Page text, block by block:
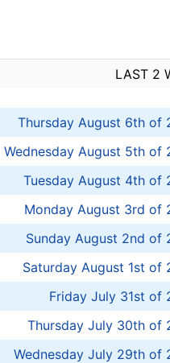
LAST 2
Thursday August 6th of
Wednesday August 5th of
Tuesday August 4th of
Monday August 3rd of
Sunday August 2nd of
Saturday August 1st of
Friday July 31st of
Thursday July 30th of
Wednesday July 29th of